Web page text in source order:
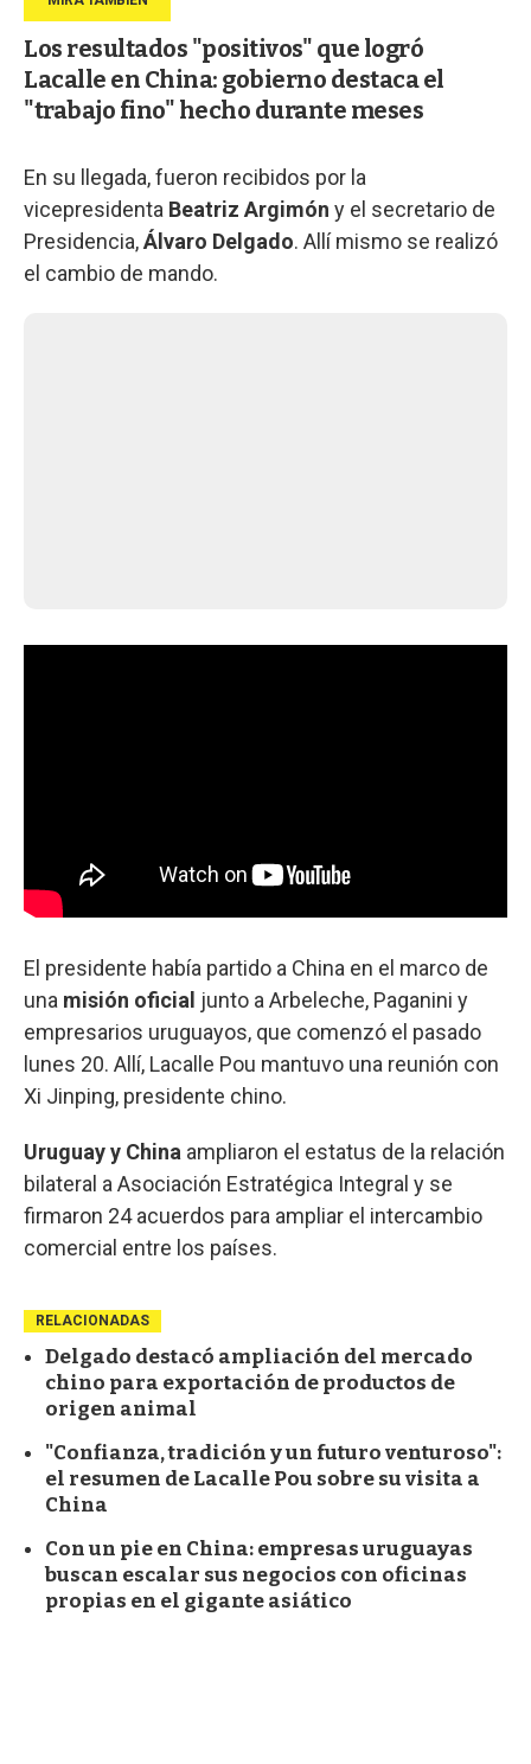
Los resultados "positivos" que logró
Lacalle en China: gobierno destaca el
"trabajo fino" hecho durante meses
En su llegada, fueron recibidos por la
vicepresidenta Beatriz Argimón y el secretario de
Presidencia,Álvaro Delgado. Allí mismo se realizó
el cambio de mando.
El presidente había partido a China en el marco de
una misión oficial junto a Arbeleche, Paganini y
empresarios uruguayos, que comenzó el pasado
lunes 20. Allí, Lacalle Pou mantuvo una reunión con
Xi Jinping, presidente chino.
Uruguay y China ampliaron el estatus de la relación
bilateral a Asociación Estratégica Integral y se
firmaron 24 acuerdos para ampliar el intercambio
comercial entre los países.
RELACIONADAS
Delgado destacó ampliación del mercado
chino para exportación de productos de
origen animal
"Confianza, tradición y un futuro venturoso":
el resumen de Lacalle Pou sobre su visita a
China
Con un pie en China: empresas uruguayas
buscan escalar sus negocios con oficinas
propias en el gigante asiático